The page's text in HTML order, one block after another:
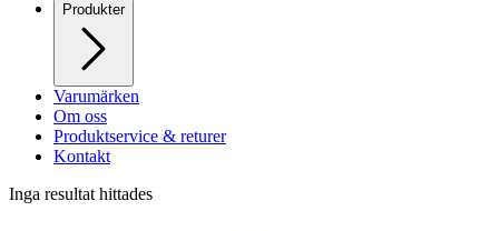
Produkter
Varumärken
Om oss
Produktservice & returer
Kontakt
Inga resultat hittades